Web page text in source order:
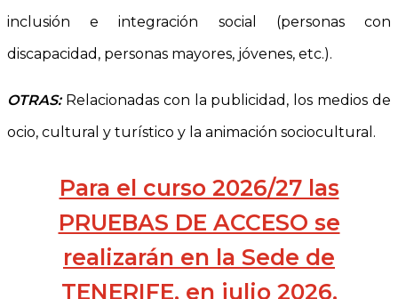
inclusión e integración social (personas con
discapacidad, personas mayores, jóvenes, etc.).
OTRAS: Relacionadas con la publicidad, los medios de
ocio, cultural y turístico y la animación sociocultural.
Para el curso 2026/27 las
PRUEBAS DE ACCESO se
realizarán en la Sede de
TENERIFE, en julio 2026.